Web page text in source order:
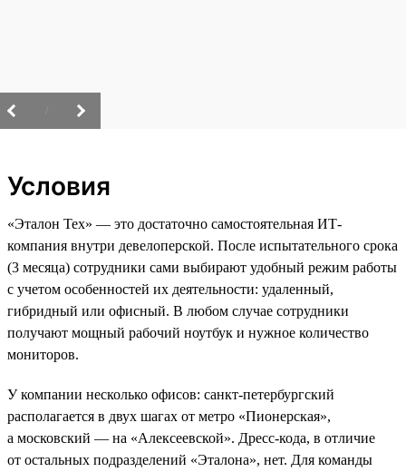
Условия
«Эталон Тех» — это достаточно самостоятельная ИТ-
компания внутри девелоперской. После испытательного срока
(3 месяца) сотрудники сами выбирают удобный режим работы
с учетом особенностей их деятельности: удаленный,
гибридный или офисный. В любом случае сотрудники
получают мощный рабочий ноутбук и нужное количество
мониторов.
У компании несколько офисов: санкт-петербургский
располагается в двух шагах от метро «Пионерская»,
а московский — на «Алексеевской». Дресс-кода, в отличие
от остальных подразделений «Эталона», нет. Для команды